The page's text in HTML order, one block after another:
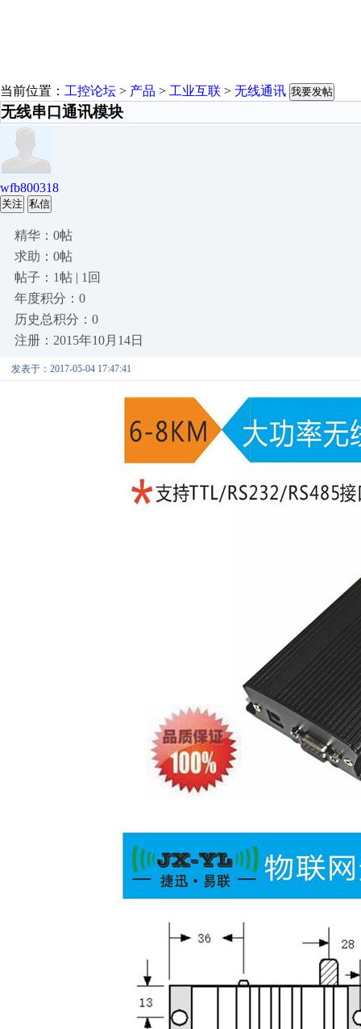
当前位置： 工控论坛 > 产品 > 工业互联 > 无线通讯 我要发帖
无线串口通讯模块
wfb800318
关注 私信
精华：0帖
求助：0帖
帖子：1帖 | 1回
年度积分：0
历史总积分：0
注册：2015年10月14日
发表于：2017-05-04 17:47:41